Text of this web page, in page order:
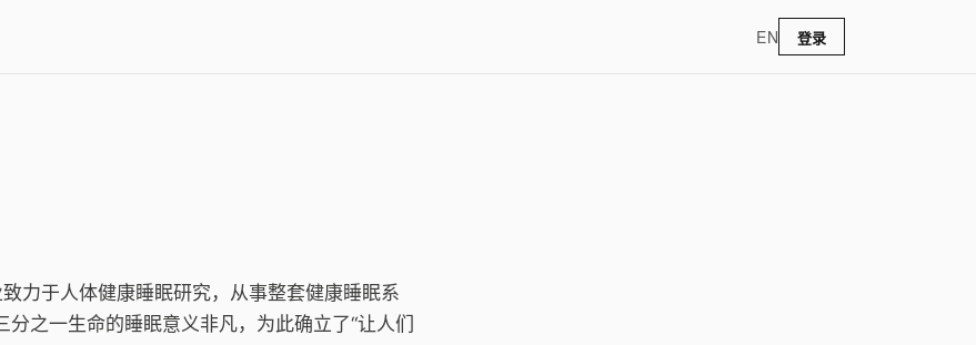
EN 登录
力于人体健康睡眠研究，从事整套健康睡眠系
之一生命的睡眠意义非凡，为此确立了“让人们